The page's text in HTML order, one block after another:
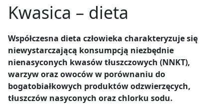
Kwasica – dieta
Współczesna dieta człowieka charakteryzuje się
niewystarczającą konsumpcją niezbędnie
nienasyconych kwasów tłuszczowych (NNKT),
warzyw oraz owoców w porównaniu do
bogatobiałkowych produktów odzwierzęcych,
tłuszczów nasyconych oraz chlorku sodu.